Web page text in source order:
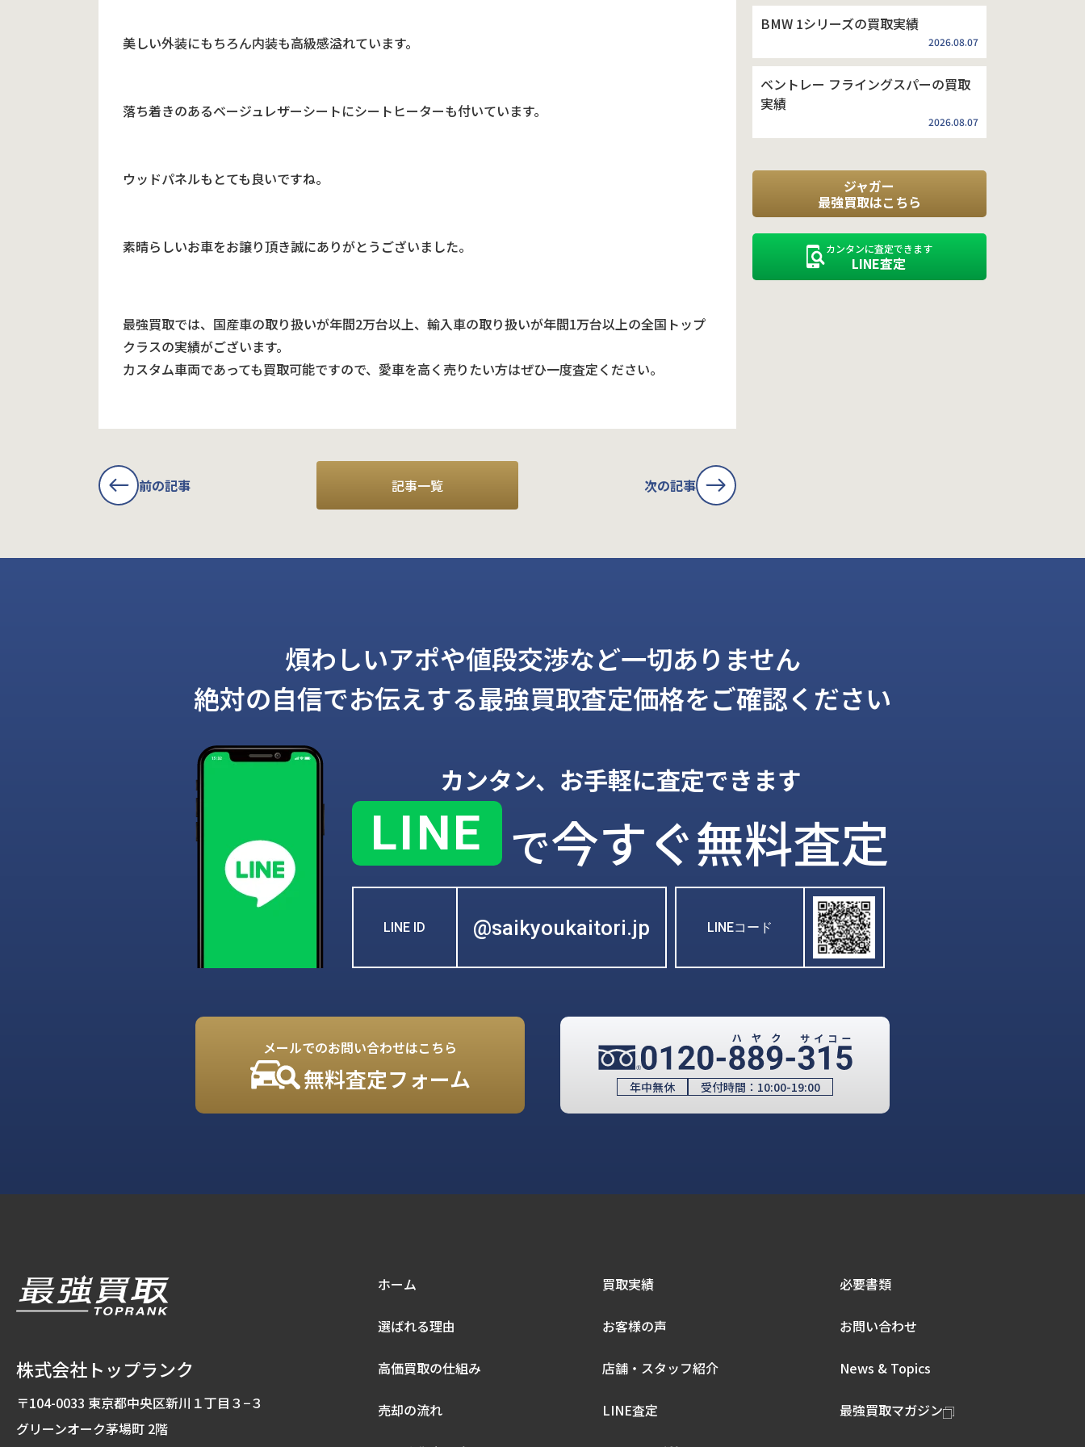
美しい外装にもちろん内装も高級感溢れています。
落ち着きのあるベージュレザーシートにシートヒーターも付いています。
ウッドパネルもとても良いですね。
素晴らしいお車をお譲り頂き誠にありがとうございました。
最強買取では、国産車の取り扱いが年間2万台以上、輸入車の取り扱いが年間1万台以上の全国トップ
クラスの実績がございます。
カスタム車両であっても買取可能ですので、愛車を高く売りたい方はぜひ一度査定ください。
前の記事 記事一覧 次の記事
BMW 1シリーズの買取実績
2026.08.07
ベントレー フライングスパーの買取
実績
2026.08.07
ジャガー
最強買取はこちら
カンタンに査定できます
LINE査定
煩わしいアポや値段交渉など一切ありません
絶対の自信でお伝えする最強買取査定価格をご確認ください
カンタン、お手軽に査定できます
LINE で今すぐ無料査定
LINE ID @saikyoukaitori.jp LINEコード
メールでのお問い合わせはこちら
無料査定フォーム 年中無休 受付時間： 10:00-19:00
株式会社トップランク
〒104-0033 東京都中央区新川１丁目３−３
グリーンオーク茅場町 2階
ホーム
選ばれる理由
高価買取の仕組み
売却の流れ
買取実績
お客様の声
店舗・スタッフ紹介
LINE査定
必要書類
お問い合わせ
News & Topics
最強買取マガジン